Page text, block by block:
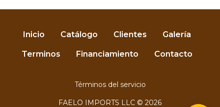
Inicio Catálogo Clientes Galería
Terminos Financiamiento Contacto
Términos del servicio
FAELO IMPORTS LLC © 2026